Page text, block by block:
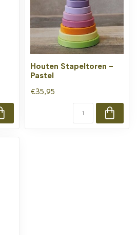
Houten Stapeltoren -
Pastel
€35,95